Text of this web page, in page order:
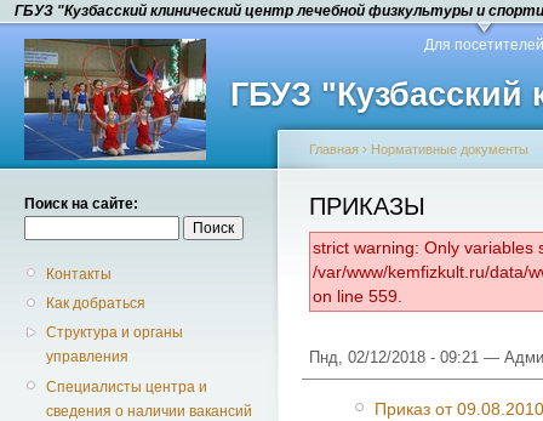
ГБУЗ "Кузбасский клинический центр лечебной физкультуры и
ГБУЗ
Для посетителей
Поиск на сайте:
Контакты
Как добраться
Структура и органы
управления
Специалисты центра и
сведения о наличии вакансий
Главная › Нормативные документы
ПРИКАЗЫ
strict warning: Only variables
/var/www/kemfizkult.ru/data/
on line 559.
Пнд, 02/12/2018 - 09:21 —
Приказ от